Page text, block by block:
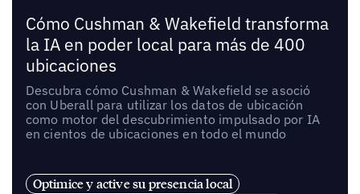
Cómo Cushman & Wakefield transforma
la IA en poder local para más de 400
ubicaciones
Descubra cómo Cushman & Wakefield se asoció
con Uberall para utilizar los datos de ubicación
como motor del descubrimiento impulsado por IA
en cientos de ubicaciones en todo el mundo
Optimice y active su presencia local